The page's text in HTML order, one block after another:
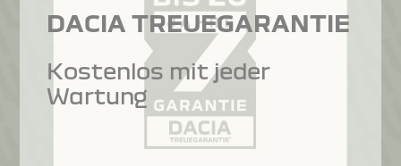
DACIA TREUEGARANTIE
Kostenlos mit jeder
Wartung